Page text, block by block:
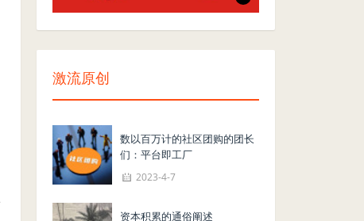
激流原创
数以百万计的社区团购的团长
们：平台即工厂
2023-4-7
资本积累的通俗阐述